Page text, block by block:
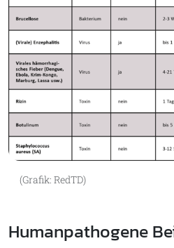
(Grafik: RedTD)
Humanpathogene